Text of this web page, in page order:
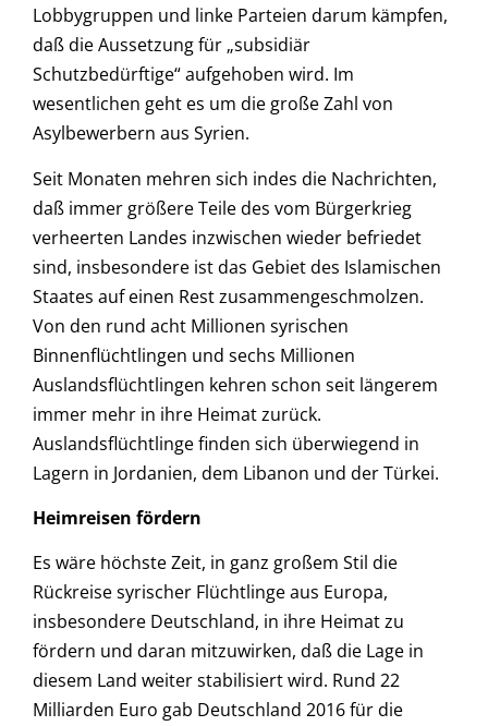
Lobbygruppen und linke Parteien darum kämpfen,
daß die Aussetzung für „subsidiär
Schutzbedürftige“ aufgehoben wird. Im
wesentlichen geht es um die große Zahl von
Asylbewerbern aus Syrien.
Seit Monaten mehren sich indes die Nachrichten,
daß immer größere Teile des vom Bürgerkrieg
verheerten Landes inzwischen wieder befriedet
sind, insbesondere ist das Gebiet des Islamischen
Staates auf einen Rest zusammengeschmolzen.
Von den rund acht Millionen syrischen
Binnenflüchtlingen und sechs Millionen
Auslandsflüchtlingen kehren schon seit längerem
immer mehr in ihre Heimat zurück.
Auslandsflüchtlinge finden sich überwiegend in
Lagern in Jordanien, dem Libanon und der Türkei.
Heimreisen fördern
Es wäre höchste Zeit, in ganz großem Stil die
Rückreise syrischer Flüchtlinge aus Europa,
insbesondere Deutschland, in ihre Heimat zu
fördern und daran mitzuwirken, daß die Lage in
diesem Land weiter stabilisiert wird. Rund 22
Milliarden Euro gab Deutschland 2016 für die